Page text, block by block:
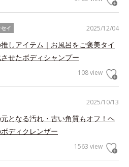
2025/12/04
イ
しアイテム｜お風呂をご褒美タイ
せたボディシャンプー
108 view
2025/10/13
となる汚れ・古い角質もオフ！ヘ
ディクレンザー
1563 view